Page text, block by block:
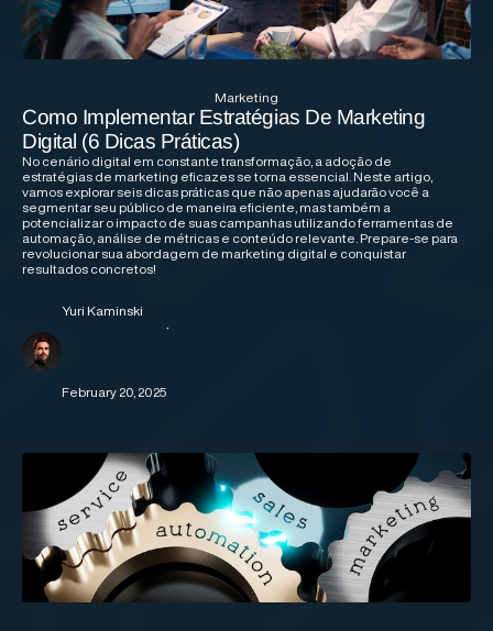
Marketing
Como Implementar Estratégias De Marketing
Digital (6 Dicas Práticas)
No cenário digital em constante transformação, a adoção de
estratégias de marketing eficazes se torna essencial. Neste artigo,
vamos explorar seis dicas práticas que não apenas ajudarão você a
segmentar seu público de maneira eficiente, mas também a
potencializar o impacto de suas campanhas utilizando ferramentas de
automação, análise de métricas e conteúdo relevante. Prepare-se para
revolucionar sua abordagem de marketing digital e conquistar
resultados concretos!
Yuri Kaminski
February 20, 2025
·